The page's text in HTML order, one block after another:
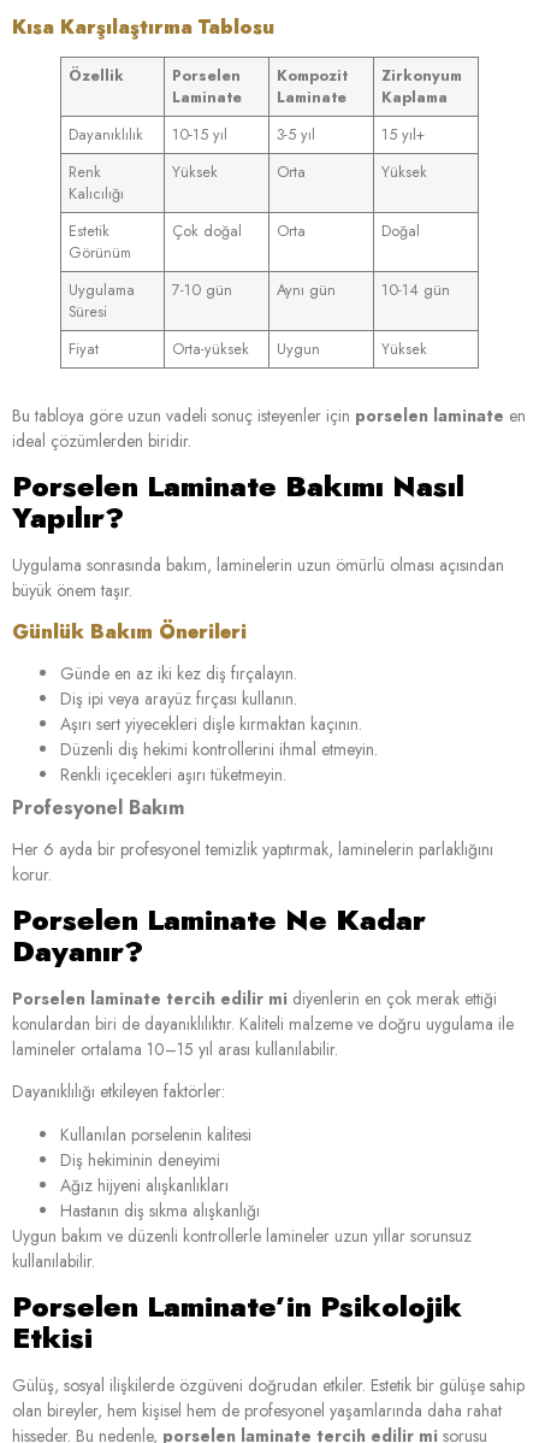
Kısa Karşılaştırma Tablosu
Özellik
Porselen
Laminate
Kompozit
Laminate
Zirkonyum
Kaplama
Dayanıklılık
10-15 yıl 3-5 yıl
15 yıl+
Renk
Kalıcılığı
Yüksek Orta Yüksek
Estetik
Görünüm
Çok doğal Orta Doğal
Uygulama
Süresi
7-10 gün Aynı gün 10-14 gün
Fiyat Orta-yüksek Uygun Yüksek
Bu tabloya göre uzun vadeli sonuç isteyenler için porselen laminate en
ideal çözümlerden biridir.
Porselen Laminate Bakımı Nasıl
Yapılır?
Uygulama sonrasında bakım, laminelerin uzun ömürlü olması açısından
büyük önem taşır.
Günlük Bakım Önerileri
Günde en az iki kez diş fırçalayın.
Diş ipi veya arayüz fırçası kullanın.
Aşırı sert yiyecekleri dişle kırmaktan kaçının.
Düzenli diş hekimi kontrollerini ihmal etmeyin.
Renkli içecekleri aşırı tüketmeyin.
Profesyonel Bakım
Her 6 ayda bir profesyonel temizlik yaptırmak, laminelerin parlaklığını
korur.
Porselen Laminate Ne Kadar
Dayanır?
Porselen laminate tercih edilir mi diyenlerin en çok merak ettiği
konulardan biri de dayanıklılıktır. Kaliteli malzeme ve doğru uygulama ile
lamineler ortalama 10–15 yıl arası kullanılabilir.
Dayanıklılığı etkileyen faktörler:
Kullanılan porselenin kalitesi
Diş hekiminin deneyimi
Ağız hijyeni alışkanlıkları
Hastanın diş sıkma alışkanlığı
Uygun bakım ve düzenli kontrollerle lamineler uzun yıllar sorunsuz
kullanılabilir.
Porselen Laminate’in Psikolojik
Etkisi
Gülüş, sosyal ilişkilerde özgüveni doğrudan etkiler. Estetik bir gülüşe sahip
olan bireyler, hem kişisel hem de profesyonel yaşamlarında daha rahat
hisseder. Bu nedenle, porselen laminate tercih edilir mi sorusu